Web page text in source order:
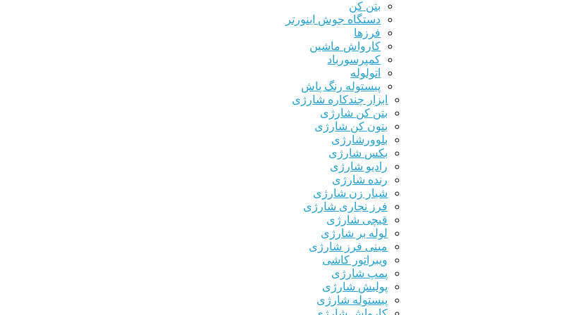
بتن کن
دستگاه جوش اینورتر
فرزها
کارواش ماشین
کمپرسورباد
اتولوله
پیستوله رنگ پاش
ابزار چندکاره شارژی
بتن کن شارژی
بتون کن شارژی
بلوورشارژی
بکس شارژی
رادیو شارژی
رنده شارژی
شیار زن شارژی
فرز نجاری شارژی
قیچی شارژی
لوله بر شارژی
مینی فرز شارژی
ویبراتور کاشی
پمپ شارژی
پولیش شارژی
پیستوله شارژی